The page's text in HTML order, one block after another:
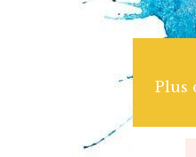
dans l'apprentissage